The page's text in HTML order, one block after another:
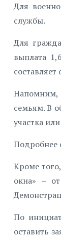
Для
службы.
Для
выплата
Напомним,
семьям. В
участка
Подробнее
Кроме
окна» –
По
оставить